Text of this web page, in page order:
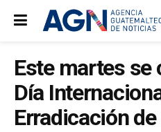
Este martes se
Día
Erradicación